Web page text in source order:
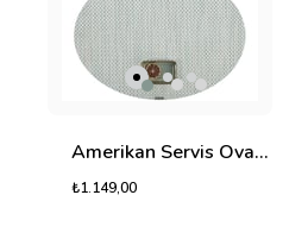
Amerikan Servis Oval Lino
₺1.149,00